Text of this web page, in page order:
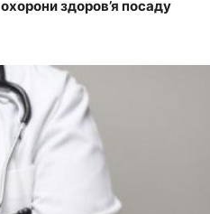
здоров’я посаду